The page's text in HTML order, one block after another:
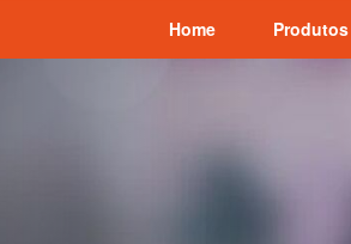
Home Produtos